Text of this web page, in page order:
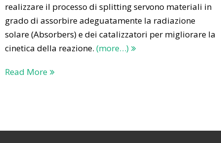
realizzare il processo di splitting servono materiali in
grado di assorbire adeguatamente la radiazione
solare (Absorbers) e dei catalizzatori per migliorare la
cinetica della reazione. (more…)
Read More